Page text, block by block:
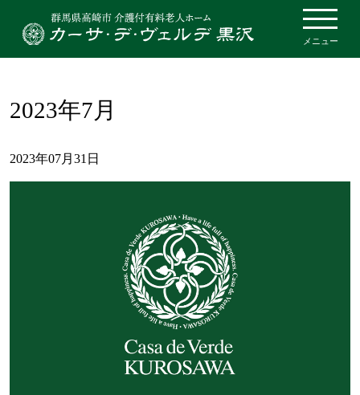
メニュー
2023年7月
2023年07月31日